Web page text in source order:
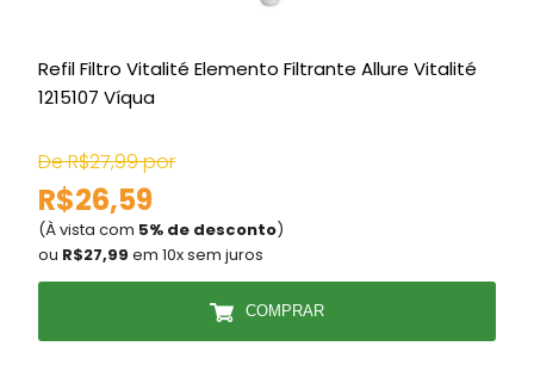
Refil Filtro Vitalité Elemento Filtrante Allure Vitalité
1215107 Víqua
De R$27,99 por
R$26,59
(À vista com 5% de desconto)
ou R$27,99 em 10x sem juros
COMPRAR